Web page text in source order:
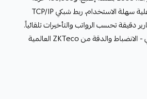
مثالي للشركات المتوسطة والكبيرة. شاشة ملونة 2.8 بوصة تفاعلية سهلة الاستخدام، ربط شبكي TCP/IP
دقيقة تحسب الرواتب والتأخيرات تلقائياً.
جرس مجدول، استعلام فوري عن السجلات، وتغيير حالة تلقائي - الانضباط والدقة من ZKTeco العالمية